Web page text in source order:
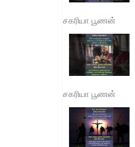
சகரியா பூணன்
சகரியா பூணன்